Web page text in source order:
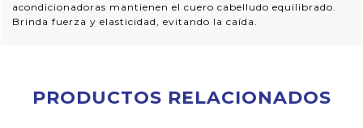
acondicionadoras mantienen el cuero cabelludo equilibrado.
Brinda fuerza y elasticidad, evitando la caída.
PRODUCTOS RELACIONADOS